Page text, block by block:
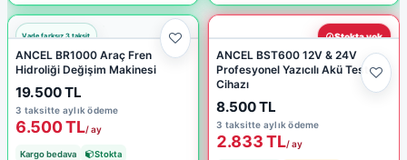
ANCEL BR1000 Araç Fren
Hidroliği Değişim Makinesi
19.500 TL
3 taksitte aylık ödeme
6.500 TL/ ay
Kargo bedava Stokta
Stokta yok
ANCEL BST600 12V & 24V
Profesyonel Yazıcılı Akü Test
Cihazı
8.500 TL
3 taksitte aylık ödeme
2.833 TL/ ay